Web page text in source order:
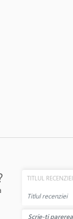
TITLUL RECENZIEI